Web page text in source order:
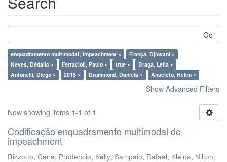
Go
enquadramento multimodal; impeachment ×
França, Djiovani ×
Neves, Dédallo ×
Ferracioli, Paulo × true ×
Braga, Leila ×
Antonelli, Diego ×
2018 × Drummond, Daniela × Anacleto, Helen ×
Show Advanced Filters
Now showing items 1-1 of 1
Codificação enquadramento multimodal do
impeachment
Rizzotto, Carla; Prudencio, Kelly; Sampaio, Rafael; Kleina, Nilton;